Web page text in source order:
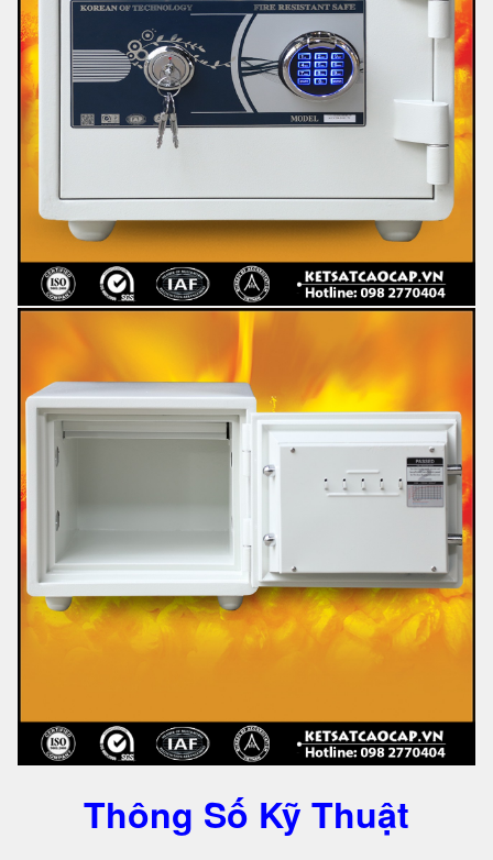
Thông Số Kỹ Thuật